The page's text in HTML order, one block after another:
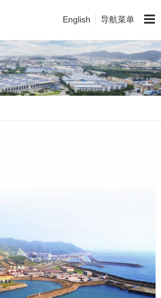
English 导航菜单